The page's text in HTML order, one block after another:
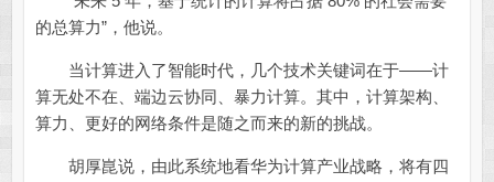
的总算力”，他说。
当计算进入了智能时代，几个技术关键词在于——计
算无处不在、端边云协同、暴力计算。其中，计算架构、
算力、更好的网络条件是随之而来的新的挑战。
胡厚崑说，由此系统地看华为计算产业战略，将有四